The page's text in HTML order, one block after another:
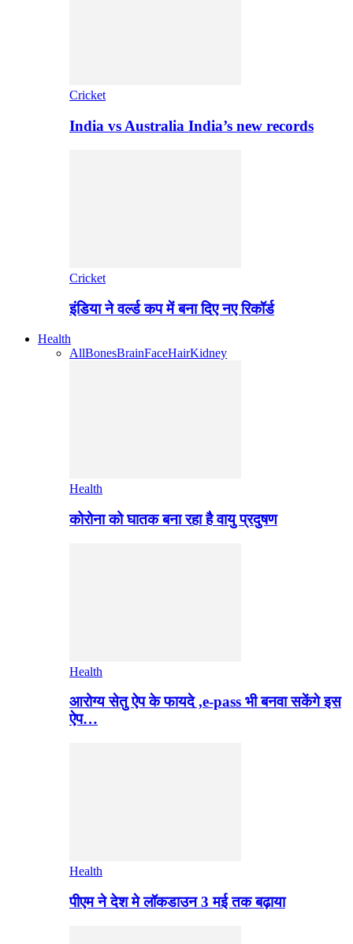
Cricket
India vs Australia India’s new records
Cricket
इंडिया ने वर्ल्ड कप में बना दिए नए रिकॉर्ड
Health
AllBonesBrainFaceHairKidney
Health
कोरोना को घातक बना रहा है वायु प्रदुषण
Health
आरोग्य सेतु ऐप के फायदे ,e-pass भी बनवा सकेंगे इस
ऐप…
Health
पीएम ने देश मे लॉकडाउन 3 मई तक बढ़ाया